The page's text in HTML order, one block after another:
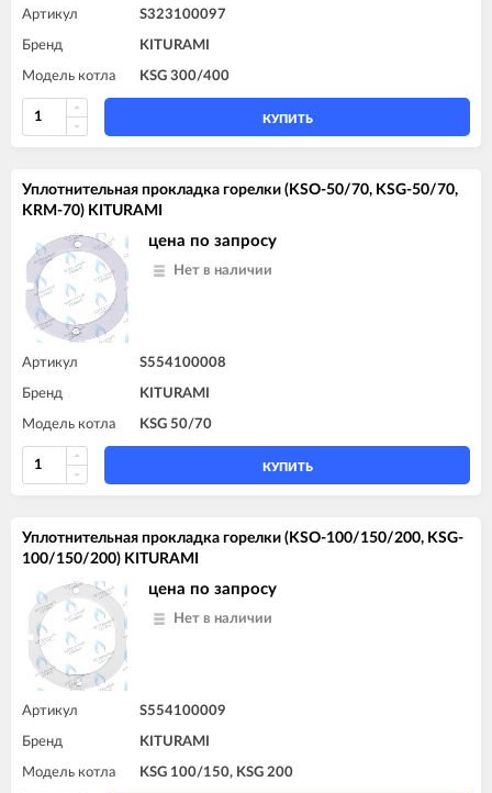
Артикул S323100097
Бренд KITURAMI
Модель котла KSG 300/400
КУПИТЬ
Уплотнительная прокладка горелки (KSO-50/70, KSG-50/70,
KRM-70) KITURAMI
цена по запросу
Нет в наличии
Артикул S554100008
Бренд KITURAMI
Модель котла KSG 50/70
КУПИТЬ
Уплотнительная прокладка горелки (KSO-100/150/200, KSG-
100/150/200) KITURAMI
цена по запросу
Нет в наличии
Артикул S554100009
Бренд KITURAMI
Модель котла KSG 100/150, KSG 200